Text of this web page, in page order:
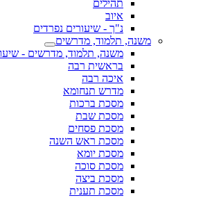
תהילים
איוב
נ"ך - שיעורים נפרדים
משנה, תלמוד, מדרשים
משנה, תלמוד, מדרשים -
בראשית רבה
איכה רבה
מדרש תנחומא
מסכת ברכות
מסכת שבת
מסכת פסחים
מסכת ראש השנה
מסכת יומא
מסכת סוכה
מסכת ביצה
מסכת תענית